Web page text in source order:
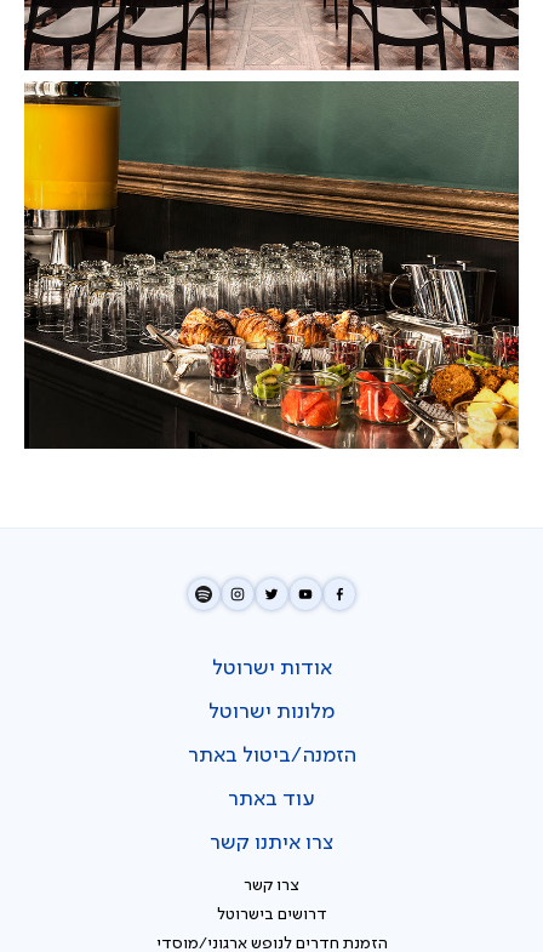
אודות ישרוטל
מלונות ישרוטל
הזמנה/ביטול באתר
עוד באתר
צרו איתנו קשר
צרו קשר
דרושים בישרוטל
הזמנת חדרים לנופש ארגוני/מוסדי